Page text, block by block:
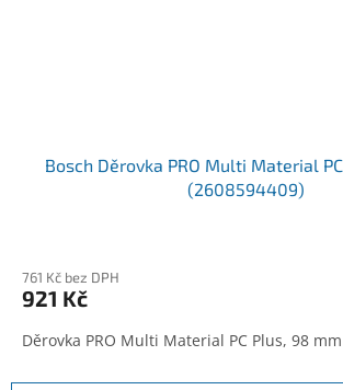
Bosch Děrovka PRO Multi Material
(2608594409)
761 Kč bez DPH
921 Kč
Děrovka PRO Multi Material PC Plus, 98 mm